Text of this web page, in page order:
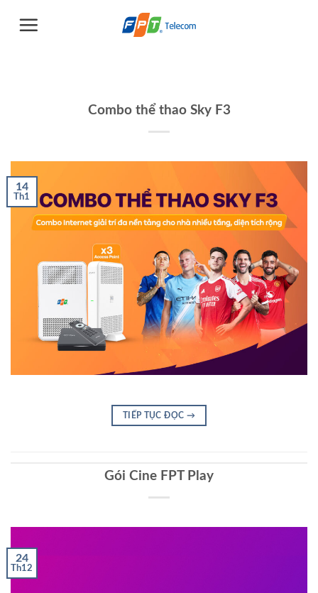
Combo thể thao Sky F3
14
Th1
TIẾP TỤC ĐỌC →
Gói Cine FPT Play
24
Th12